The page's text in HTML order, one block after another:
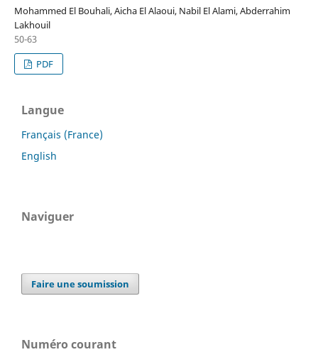
Mohammed El Bouhali, Aicha El Alaoui, Nabil El Alami, Abderrahim
Lakhouil
50-63
PDF
Langue
Français (France)
English
Naviguer
Faire une soumission
Numéro courant